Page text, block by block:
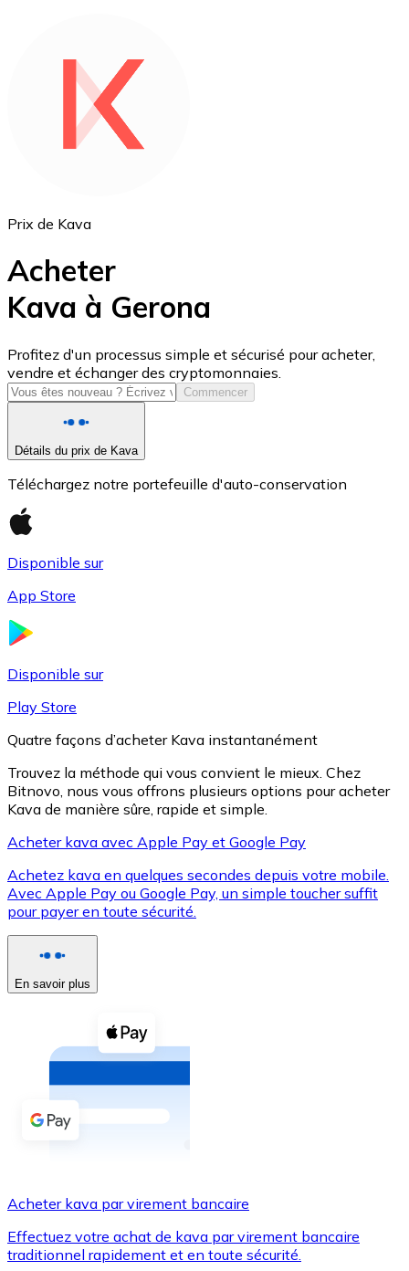
Ethereum
USD Coin
USDC
XRP
XRP
Voir toutes
Coupons crypto
Achetez des cryptomonnaies en espèces et d'autres
Acheter avec espèces
Virement SEPA
Utilisez les cartes Visa et Mastercard pour acheter
Prix de Kava
Acheter
Kava à Gerona
Profitez d'un processus simple et sécurisé pour acheter,
vendre et échanger des cryptomonnaies.
Commencer
Détails du prix de Kava
Téléchargez notre portefeuille d'auto-conservation
Disponible sur
App Store
Disponible sur
Play Store
Quatre façons d’acheter Kava instantanément
Trouvez la méthode qui vous convient le mieux. Chez
Bitnovo, nous vous offrons plusieurs options pour acheter
Kava de manière sûre, rapide et simple.
Acheter kava avec Apple Pay et Google Pay
Achetez kava en quelques secondes depuis votre mobile.
Avec Apple Pay ou Google Pay, un simple toucher suffit
pour payer en toute sécurité.
En savoir plus
Acheter kava par virement bancaire
Effectuez votre achat de kava par virement bancaire
traditionnel rapidement et en toute sécurité.